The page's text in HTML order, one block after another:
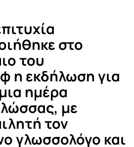
στο
του
η εκδήλωση για
ημέρα
με
τον
γλωσσολόγο και